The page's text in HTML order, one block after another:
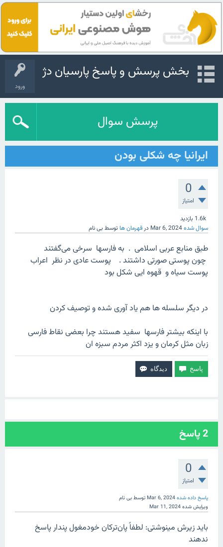
ورود
بخش پرسش و پاسخ پارسیان دژ
پرسش سوال
ایرانیا چه شکلی بودن
0
امتیاز
1.6k بازدید
سوال شدهMar 6, 2024 در قهرمان ها توسط بی نام
طبق منابع عربی اسلامی . به فارسها سرخی می‌گفتند
چون پوستی صورتی داشتند . پوست عادی در نظر اعراب
پوست سیاه و قهوه ایی شکل بود
در دیگر سلسله ها هم یاد آوری شده و توصیف کردن
با اینکه بیشتر فارسها سفید هستند چرا بعضی نقاط فارسی
زبان مثل کرمان و یزد اکثر مردم سبزه ان
2پاسخ
0
امتیاز
پاسخ داده شدهMar 6, 2024توسطبی نام
ویرایش شدهMar 11, 2024
باید زیرش مینوشتی: لطفاً پان‌ترکان خودمغول پندار پاسخ
ندهند